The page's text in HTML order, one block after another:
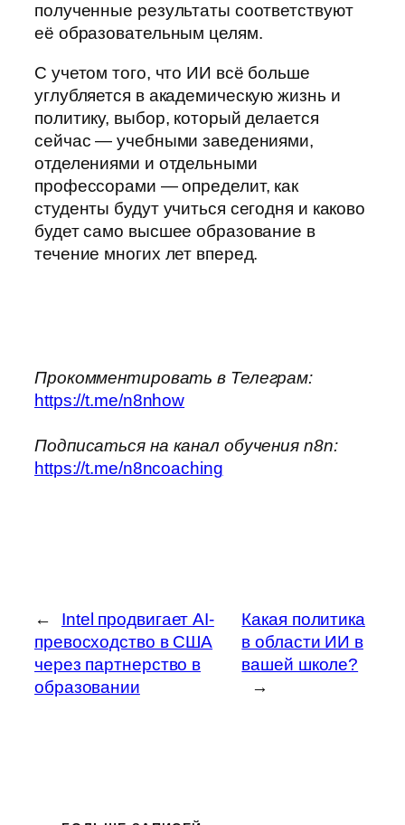
полученные результаты соответствуют
её образовательным целям.
С учетом того, что ИИ всё больше
углубляется в академическую жизнь и
политику, выбор, который делается
сейчас — учебными заведениями,
отделениями и отдельными
профессорами — определит, как
студенты будут учиться сегодня и каково
будет само высшее образование в
течение многих лет вперед.
Прокомментировать в Телеграм:
https://t.me/n8nhow
Подписаться на канал обучения n8n:
https://t.me/n8ncoaching
←
Intel продвигает AI-
превосходство в США
через партнерство в
образовании
Какая политика
в области ИИ в
вашей школе?
→